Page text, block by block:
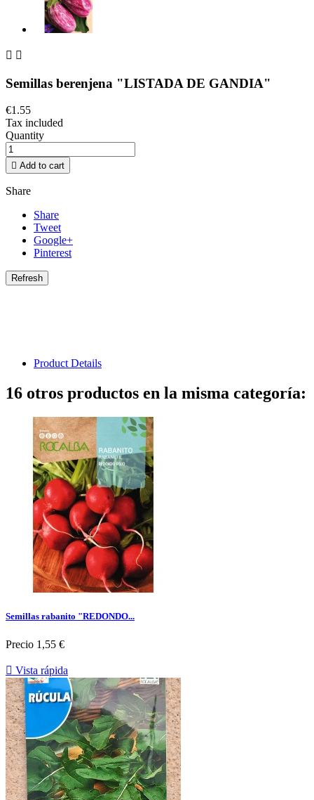
 
Semillas berenjena "LISTADA DE GANDIA"
€1.55
Tax included
Quantity
 Add to cart
Share
Share
Tweet
Google+
Pinterest
Product Details
16 otros productos en la misma categoría:
Semillas rabanito "REDONDO...
Precio 1,55 €
 Vista rápida